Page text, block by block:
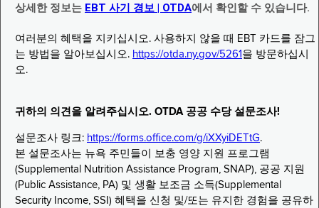
상세한 정보는 EBT 사기 경보 | OTDA에서 확인할 수 있습니다.
여러분의 혜택을 지키십시오. 사용하지 않을 때 EBT 카드를 잠그
는 방법을 알아보십시오. https://otda.ny.gov/5261 을 방문하십시
오.
귀하의 의견을 알려주십시오. OTDA 공공 수당 설문조사!
설문조사 링크: https://forms.office.com/g/iXXyiDETtG.
본 설문조사는 뉴욕 주민들이 보충 영양 지원 프로그램
(Supplemental Nutrition Assistance Program, SNAP), 공공 지원
(Public Assistance, PA) 및 생활 보조금 소득(Supplemental
Security Income, SSI) 혜택을 신청 및/또는 유지한 경험을 공유하